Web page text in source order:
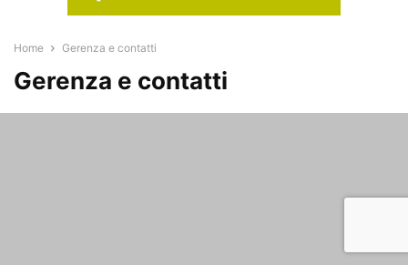
Home Gerenza e contatti
Gerenza e contatti